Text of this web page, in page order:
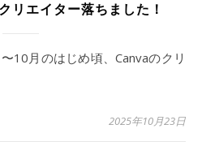
リエイター落ちました！
10月のはじめ頃、Canvaのクリ
2025年10月23日